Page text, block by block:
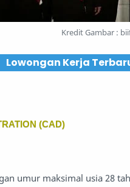
Kredit Gambar :
Lowongan Kerja
(CAD)
umur maksimal usia 28